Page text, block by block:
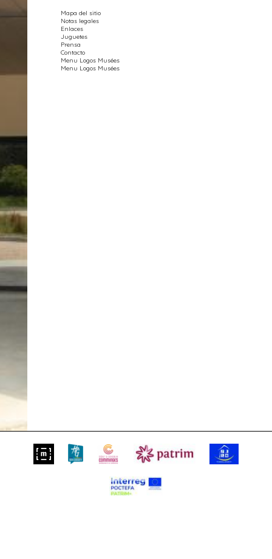
Mapa del sitio
Notas legales
Enlaces
Juguetes
Prensa
Contacto
Menu Logos Musées
Menu Logos Musées